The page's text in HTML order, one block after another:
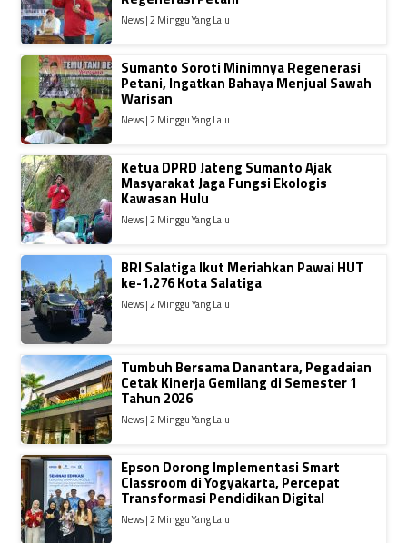
News | 2 Minggu Yang Lalu
Sumanto Soroti Minimnya Regenerasi
Petani, Ingatkan Bahaya Menjual Sawah
Warisan
News | 2 Minggu Yang Lalu
Ketua DPRD Jateng Sumanto Ajak
Masyarakat Jaga Fungsi Ekologis
Kawasan Hulu
News | 2 Minggu Yang Lalu
BRI Salatiga Ikut Meriahkan Pawai HUT
ke-1.276 Kota Salatiga
News | 2 Minggu Yang Lalu
Tumbuh Bersama Danantara, Pegadaian
Cetak Kinerja Gemilang di Semester 1
Tahun 2026
News | 2 Minggu Yang Lalu
Epson Dorong Implementasi Smart
Classroom di Yogyakarta, Percepat
Transformasi Pendidikan Digital
News | 2 Minggu Yang Lalu